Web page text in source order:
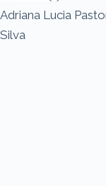
Adriana Lucia
Silva